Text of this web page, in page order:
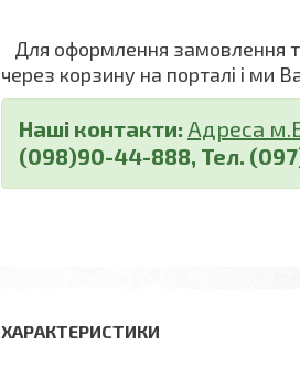
Для оформлення замовлення
через корзину на порталі і ми
Наші контакти: Адреса
(098)90-44-888, Тел.
ХАРАКТЕРИСТИКИ